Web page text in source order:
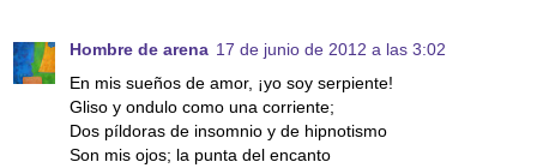
Hombre de arena 17 de junio de 2012 a las 3:02
En mis sueños de amor, ¡yo soy serpiente!
Gliso y ondulo como una corriente;
Dos píldoras de insomnio y de hipnotismo
Son mis ojos; la punta del encanto